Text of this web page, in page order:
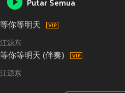
Putar Semua
等你等明天
江源东
等你等明天 (伴奏)
江源东